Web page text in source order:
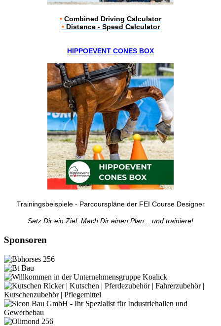
• Combined Driving Calculator
•Distance - Speed Calculator
HIPPOEVENT CONES BOX
Trainingsbeispiele - Parcourspläne der FEI Course Designer
Setz Dir ein Ziel. Mach Dir einen Plan... und trainiere!
Sponsoren